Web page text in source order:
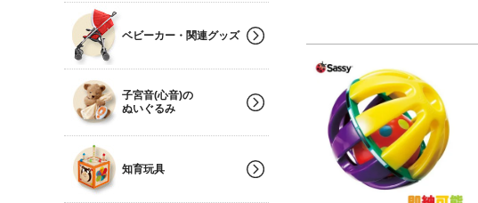
ベビーカー・関連グッズ
子宮音(心音)の
ぬいぐるみ
知育玩具